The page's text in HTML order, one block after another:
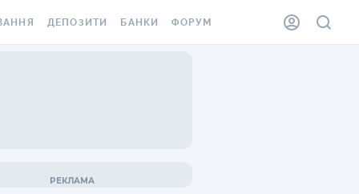
ДЕПОЗИТИ БАНКИ ФОРУМ